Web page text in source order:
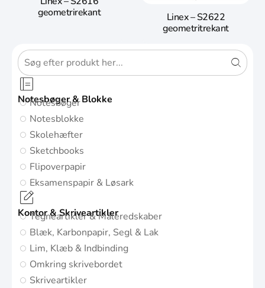
matchende twin-wire
Notesbøger & Blokke
Notesbøger
Notesblokke
Skolehæfter
Sketchbooks
Flipoverpapir
Eksamenspapir & Løsark
Kontor & Skriveartikler
Tegneartikler & Måleredskaber
Blæk, Karbonpapir, Segl & Lak
Lim, Klæb & Indbinding
Omkring skrivebordet
Skriveartikler
geometrirekant
Linex – S2622
geometritrekant